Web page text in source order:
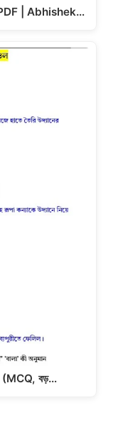
PDF | Abhishek…
(MCQ, বড়…